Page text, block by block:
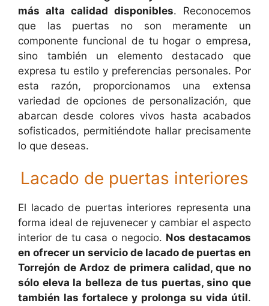
más alta calidad disponibles. Reconocemos
que las puertas no son meramente un
componente funcional de tu hogar o empresa,
sino también un elemento destacado que
expresa tu estilo y preferencias personales. Por
esta razón, proporcionamos una extensa
variedad de opciones de personalización, que
abarcan desde colores vivos hasta acabados
sofisticados, permitiéndote hallar precisamente
lo que deseas.
Lacado de puertas interiores
El lacado de puertas interiores representa una
forma ideal de rejuvenecer y cambiar el aspecto
interior de tu casa o negocio. Nos destacamos
en ofrecer un servicio de lacado de puertas en
Torrejón de Ardoz de primera calidad, que no
sólo eleva la belleza de tus puertas, sino que
también las fortalece y prolonga su vida útil.